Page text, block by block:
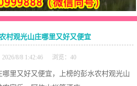
村观光山庄哪里又好又便宜
2026/8/8 1:42:46 浏览：40
里又好又便宜，上榜的彭水农村观光山